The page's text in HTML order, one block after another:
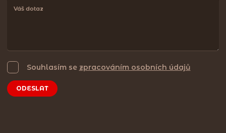
Souhlasím se zpracováním osobních údajů
ODESLAT